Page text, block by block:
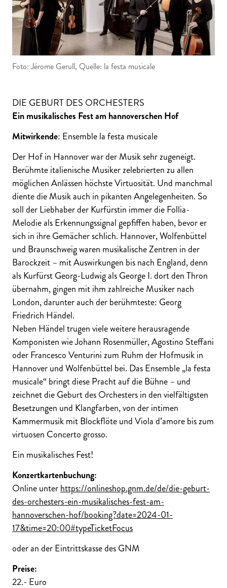
Foto: Jérome Gerull, Quelle: la festa musicale
DIE GEBURT DES ORCHESTERS
Ein musikalisches Fest am hannoverschen Hof
Mitwirkende: Ensemble la festa musicale
Der Hof in Hannover war der Musik sehr zugeneigt.
Berühmte italienische Musiker zelebrierten zu allen
möglichen Anlässen höchste Virtuosität. Und manchmal
diente die Musik auch in pikanten Angelegenheiten. So
soll der Liebhaber der Kurfürstin immer die Follia-
Melodie als Erkennungssignal gepfiffen haben, bevor er
sich in ihre Gemächer schlich. Hannover, Wolfenbüttel
und Braunschweig waren musikalische Zentren in der
Barockzeit – mit Auswirkungen bis nach England, denn
als Kurfürst Georg-Ludwig als George I. dort den Thron
übernahm, gingen mit ihm zahlreiche Musiker nach
London, darunter auch der berühmteste: Georg
Friedrich Händel.
Neben Händel trugen viele weitere herausragende
Komponisten wie Johann Rosenmüller, Agostino Steffani
oder Francesco Venturini zum Ruhm der Hofmusik in
Hannover und Wolfenbüttel bei. Das Ensemble „la festa
musicale“ bringt diese Pracht auf die Bühne – und
zeichnet die Geburt des Orchesters in den vielfältigsten
Besetzungen und Klangfarben, von der intimen
Kammermusik mit Blockflöte und Viola d’amore bis zum
virtuosen Concerto grosso.
Ein musikalisches Fest!
Konzertkartenbuchung:
Online unterhttps://onlineshop.gnm.de/de/die-geburt-
des-orchesters-ein-musikalisches-fest-am-
hannoverschen-hof/booking?date=2024-01-
17&time=20:00#typeTicketFocus
oder an der Eintrittskasse des GNM
Preise:
22.- Euro